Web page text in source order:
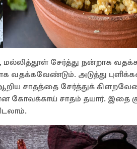
மல்லித்தூள் சேர்த்து நன்றாக
வதக்கவேண்டும். அடுத்து
சாதத்தை சேர்த்துக்
கோவக்காய் சாதம் தயார். இதை